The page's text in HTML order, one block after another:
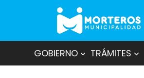
GOBIERNO TRÁMITES